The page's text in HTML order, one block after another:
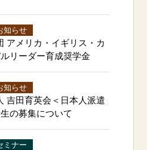
知らせ
アメリカ・イギリス・カ
リーダー育成奨学金
知らせ
吉田育英会＜日本人派遣
の募集について
ミナー